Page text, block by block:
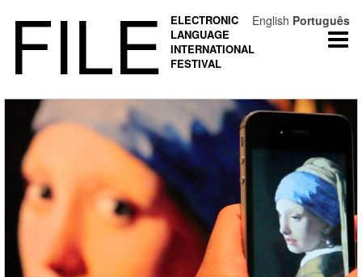
FILE
ELECTRONIC
LANGUAGE
INTERNATIONAL
FESTIVAL
English Português